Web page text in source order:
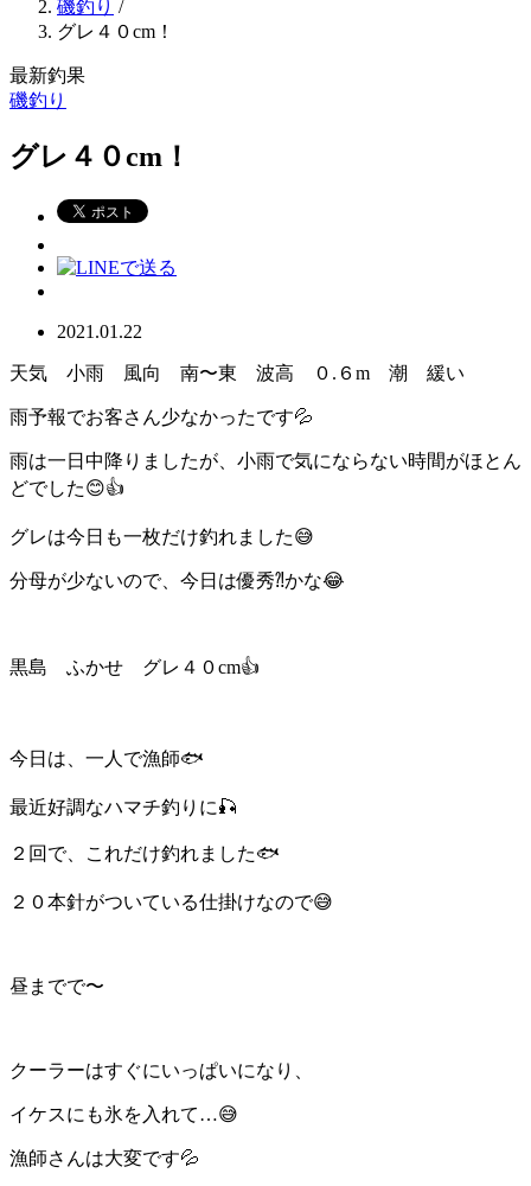
磯釣り /
グレ４０cm！
最新釣果
磯釣り
グレ４０cm！
2021.01.22
天気 小雨 風向 南〜東 波高 ０.６m 潮 緩い
雨予報でお客さん少なかったです💦
雨は一日中降りましたが、小雨で気にならない時間がほとん
どでした😊👍
グレは今日も一枚だけ釣れました😅
分母が少ないので、今日は優秀⁈かな😂
黒島 ふかせ グレ４０cm👍
今日は、一人で漁師🐟
最近好調なハマチ釣りに🎣
２回で、これだけ釣れました🐟
２０本針がついている仕掛けなので😅
昼までで〜
クーラーはすぐにいっぱいになり、
イケスにも氷を入れて…😅
漁師さんは大変です💦